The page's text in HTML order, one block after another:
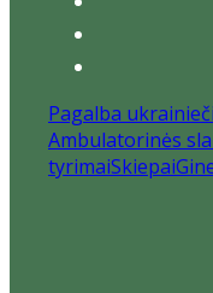
Pagalba
Ambulatorinės
tyrimaiSkiepai